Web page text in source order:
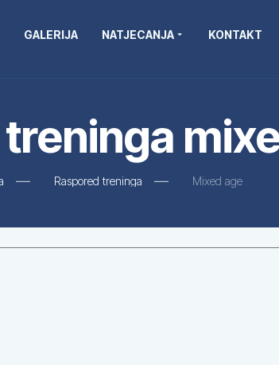
GALERIJA NATJECANJA KONTAKT
Raspored treninga Mixed age